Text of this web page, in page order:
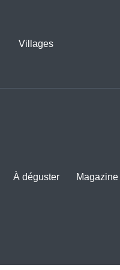
Villages
À déguster Magazine